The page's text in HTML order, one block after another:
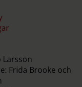
Larsson
Frida Brooke och